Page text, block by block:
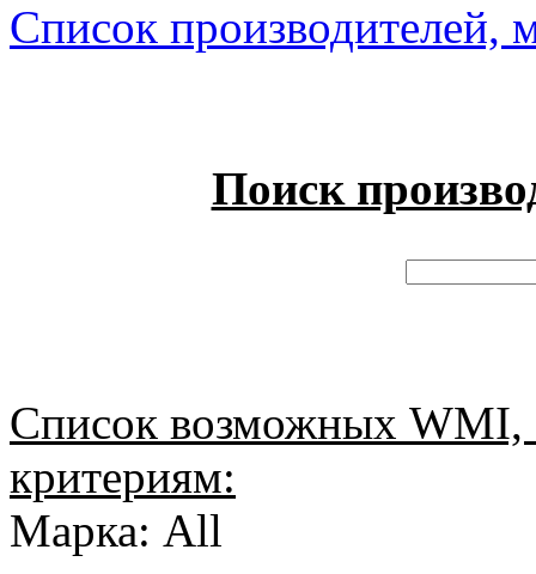
Список производителей,
Поиск
Список возможных
критериям:
Марка: All